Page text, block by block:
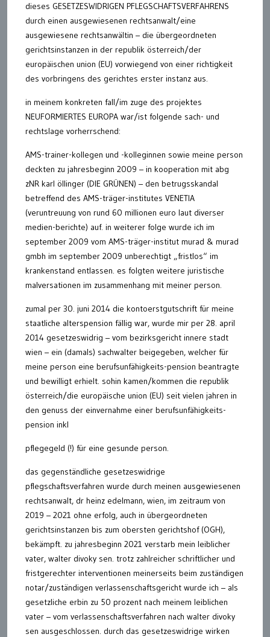
dieses GESETZESWIDRIGEN PFLEGSCHAFTSVERFAHRENS
durch einen ausgewiesenen rechtsanwalt/eine
ausgewiesene rechtsanwältin – die übergeordneten
gerichtsinstanzen in der republik österreich/der
europäischen union (EU) vorwiegend von einer richtigkeit
des vorbringens des gerichtes erster instanz aus.
in meinem konkreten fall/im zuge des projektes
NEUFORMIERTES EUROPA war/ist folgende sach- und
rechtslage vorherrschend:
AMS-trainer-kollegen und -kolleginnen sowie meine person
deckten zu jahresbeginn 2009 – in kooperation mit abg
zNR karl öllinger (DIE GRÜNEN) – den betrugsskandal
betreffend des AMS-träger-institutes VENETIA
(veruntreuung von rund 60 millionen euro laut diverser
medien-berichte) auf. in weiterer folge wurde ich im
september 2009 vom AMS-träger-institut murad & murad
gmbh im september 2009 unberechtigt „fristlos“ im
krankenstand entlassen. es folgten weitere juristische
malversationen im zusammenhang mit meiner person.
zumal per 30. juni 2014 die kontoerstgutschrift für meine
staatliche alterspension fällig war, wurde mir per 28. april
2014 gesetzeswidrig – vom bezirksgericht innere stadt
wien – ein (damals) sachwalter beigegeben, welcher für
meine person eine berufsunfähigkeits-pension beantragte
und bewilligt erhielt. sohin kamen/kommen die republik
österreich/die europäische union (EU) seit vielen jahren in
den genuss der einvernahme einer berufsunfähigkeits-
pension inkl
pflegegeld (!) für eine gesunde person.
das gegenständliche gesetzeswidrige
pflegschaftsverfahren wurde durch meinen ausgewiesenen
rechtsanwalt, dr heinz edelmann, wien, im zeitraum von
2019 – 2021 ohne erfolg, auch in übergeordneten
gerichtsinstanzen bis zum obersten gerichtshof (OGH),
bekämpft. zu jahresbeginn 2021 verstarb mein leiblicher
vater, walter divoky sen. trotz zahlreicher schriftlicher und
fristgerechter interventionen meinerseits beim zuständigen
notar/zuständigen verlassenschaftsgericht wurde ich – als
gesetzliche erbin zu 50 prozent nach meinem leiblichen
vater – vom verlassenschaftsverfahren nach walter divoky
sen ausgeschlossen. durch das gesetzeswidrige wirken